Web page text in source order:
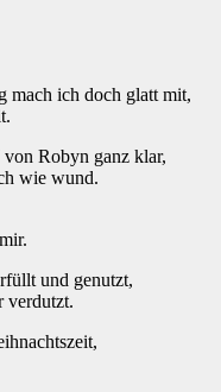
mach ich doch glatt mit,
Robyn ganz klar,
wie wund.
und genutzt,
verdutzt.